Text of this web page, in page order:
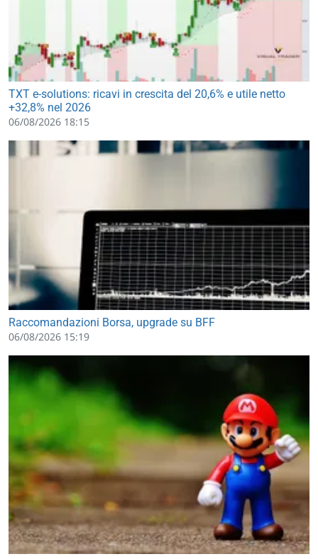
TXT e-solutions: ricavi in crescita del 20,6% e utile netto
+32,8% nel 2026
06/08/2026 18:15
Raccomandazioni Borsa, upgrade su BFF
06/08/2026 15:19